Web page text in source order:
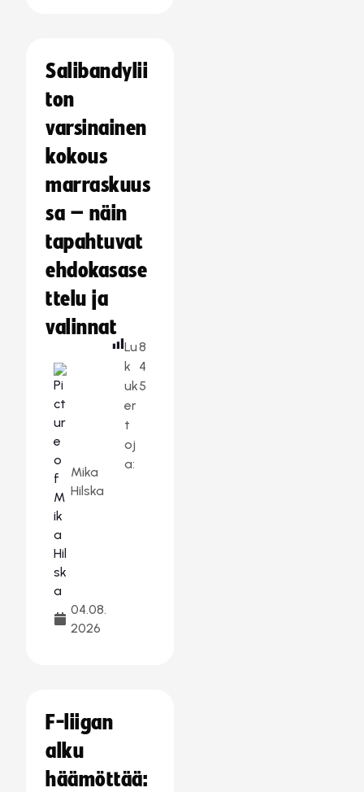
Salibandylii
ton
varsinainen
kokous
marraskuus
sa – näin
tapahtuvat
ehdokasase
ttelu ja
valinnat
Mika
Hilska
04.08.
2026
Lu
k
uk
er
t
oj
a:
8
4
5
F-liigan
alku
häämöttää: